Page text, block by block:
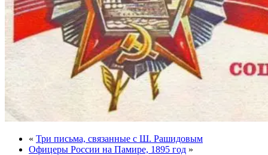
« Три письма, связанные с Ш. Рашидовым
Офицеры России на Памире, 1895 год »